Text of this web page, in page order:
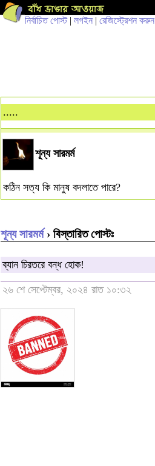
নির্বাচিত পোস্ট| লগইন | রেজিস্ট্রেশন করুন
.....
শূন্য সারমর্ম
কঠিন সত্য কি মানুষ বদলাতে পারে?
শূন্য সারমর্ম› বিস্তারিত পোস্টঃ
ব্যান চিরতরে বন্ধ হোক!
২৬ শে সেপ্টেম্বর, ২০২৪ রাত ১০:৩২